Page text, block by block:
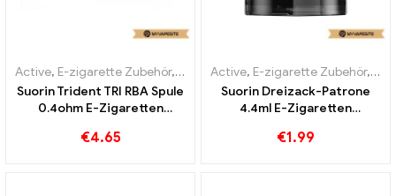
Active, E-zigarette Zubehör, Verdampfer
Suorin Trident TRI RBA Spule
0.4ohm E-Zigaretten
€4.65
Active, E-zigarette Zubehör,
Suorin Dreizack-Patrone
4.4ml E-Zigaretten
€1.99